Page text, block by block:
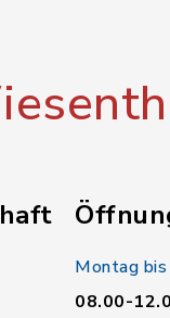
Montag
08.00-